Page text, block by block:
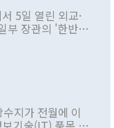
5일 열린 외교·
부 장관의 '한반도
추진하겠다고 공
. 그동안 정 장
만 대통령과 유
례적이다. 정 장
지가 전월에 이